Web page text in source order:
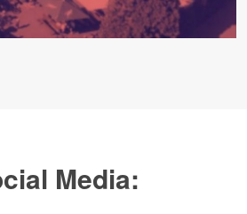
Media: